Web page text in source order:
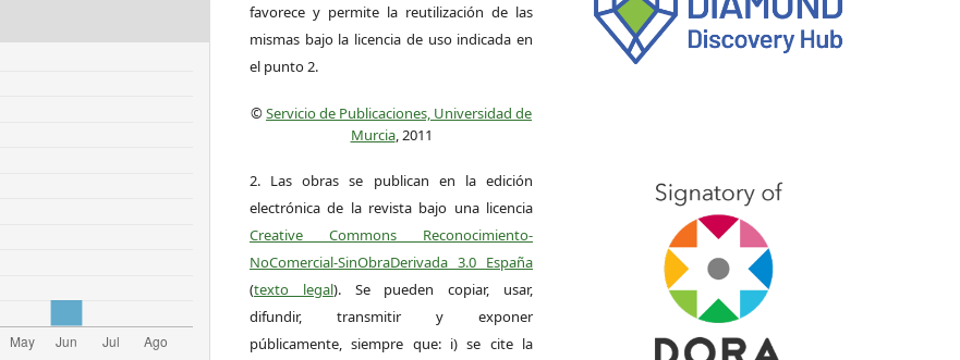
favorece y permite la reutilización de las
mismas bajo la licencia de uso indicada en
el punto 2.
©Servicio de Publicaciones, Universidad de
Murcia, 2011
2. Las obras se publican en la edición
electrónica de la revista bajo una licencia
Creative Commons Reconocimiento-
NoComercial-SinObraDerivada 3.0 España
(texto legal). Se pueden copiar, usar,
difundir, transmitir y exponer
públicamente, siempre que: i) se cite la